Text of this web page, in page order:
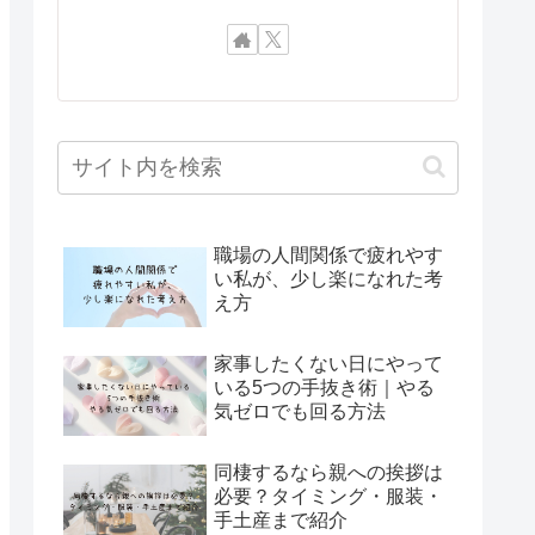
職場の人間関係で疲れやす
い私が、少し楽になれた考
え方
家事したくない日にやって
いる5つの手抜き術｜やる
気ゼロでも回る方法
同棲するなら親への挨拶は
必要？タイミング・服装・
手土産まで紹介